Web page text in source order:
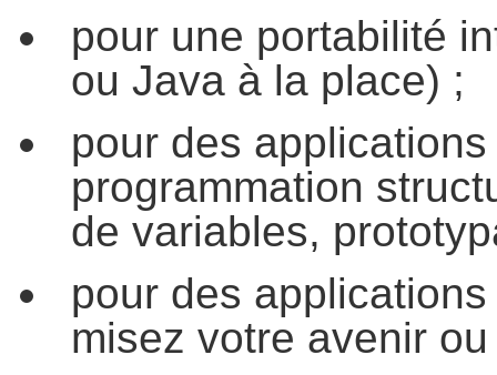
pour une portabilité
ou Java à la place) ;
pour des
programmation
de variables,
pour des
misez votre avenir